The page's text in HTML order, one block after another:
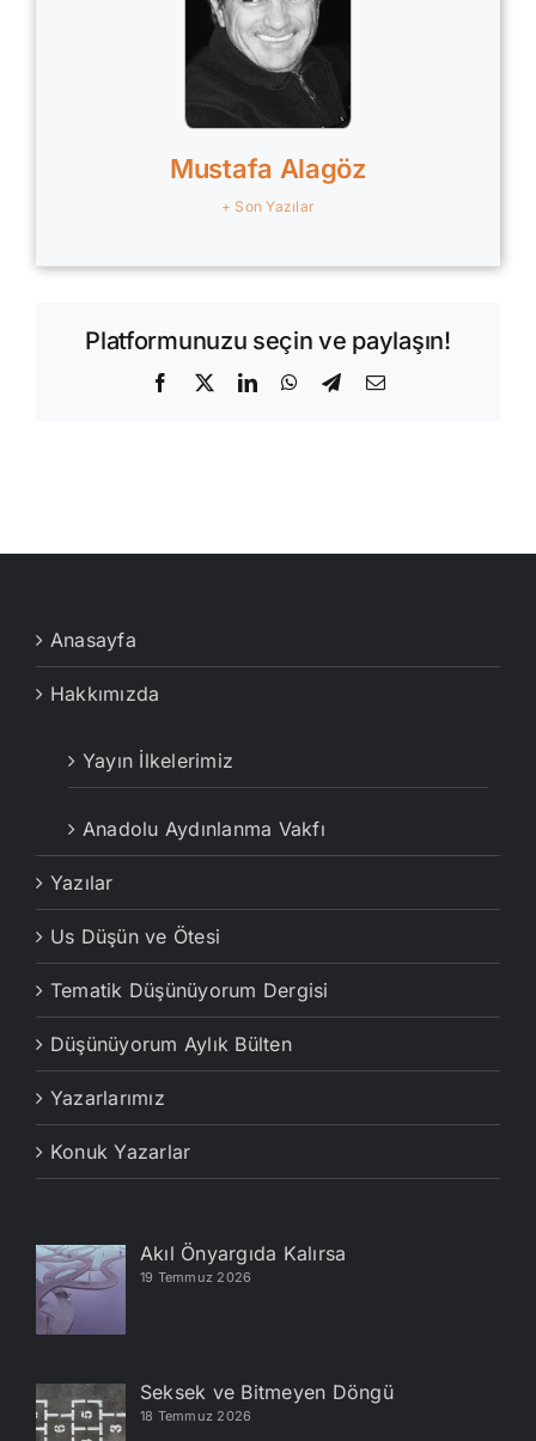
Mustafa Alagöz
+ Son Yazılar
Platformunuzu seçin ve paylaşın!
Facebook
X LinkedInWhatsApp
Telegram
E-
Anasayfa
Hakkımızda
Yayın İlkelerimiz
Anadolu Aydınlanma Vakfı
Yazılar
Us Düşün ve Ötesi
Tematik Düşünüyorum Dergisi
Düşünüyorum Aylık Bülten
Yazarlarımız
Konuk Yazarlar
Akıl Önyargıda Kalırsa
19 Temmuz 2026
Seksek ve Bitmeyen Döngü
18 Temmuz 2026